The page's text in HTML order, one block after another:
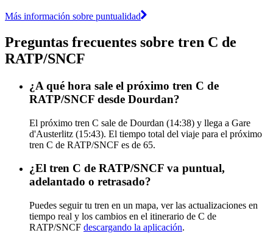
Más información sobre puntualidad
Preguntas frecuentes sobre tren C de
RATP/SNCF
¿A qué hora sale el próximo tren C de
RATP/SNCF desde Dourdan?
El próximo tren C sale de Dourdan (14:38) y llega a Gare
d'Austerlitz (15:43). El tiempo total del viaje para el próximo
tren C de RATP/SNCF es de 65.
¿El tren C de RATP/SNCF va puntual,
adelantado o retrasado?
Puedes seguir tu tren en un mapa, ver las actualizaciones en
tiempo real y los cambios en el itinerario de C de
RATP/SNCF descargando la aplicación.